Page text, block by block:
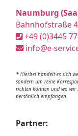
Naumburg
Bahnhofstraße
+49 (0)3445
info@e-
* Hierbei handelt es sich
sondern um reine
richten können und wo wir
persönlich empfangen.
Partner: